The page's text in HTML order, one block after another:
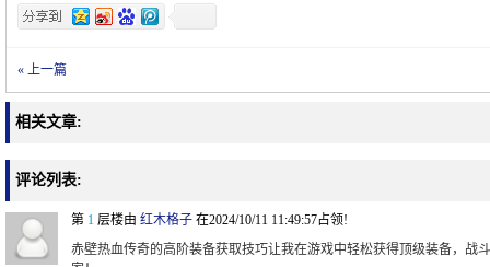
« 上一篇
相关文章:
评论列表:
第 1 层楼由 红木格子 在2024/10/11 11:49:57占领!
赤壁热血传奇的高阶装备获取技巧让我在游戏中轻松获得顶级装备，战